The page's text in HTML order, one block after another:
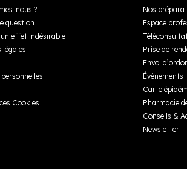
nous ?
question
effet indésirable
légales
Cookies
Nos
Espace
Prise de
Envoi
Événements
Carte
Pharmacie
Conseils &
Newsletter